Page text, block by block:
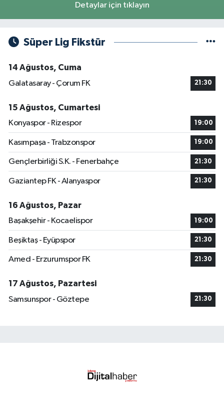
Detaylar için tıklayın
Süper Lig Fikstür
14 Ağustos, Cuma
Galatasaray - Çorum FK
21:30
15 Ağustos, Cumartesi
Konyaspor - Rizespor
19:00
Kasımpaşa - Trabzonspor 19:00
Gençlerbirliği S.K. - Fenerbahçe 21:30
Gaziantep FK - Alanyaspor 21:30
16 Ağustos, Pazar
Başakşehir - Kocaelispor
19:00
Beşiktaş - Eyüpspor 21:30
Amed - Erzurumspor FK 21:30
17 Ağustos, Pazartesi
Samsunspor - Göztepe
21:30